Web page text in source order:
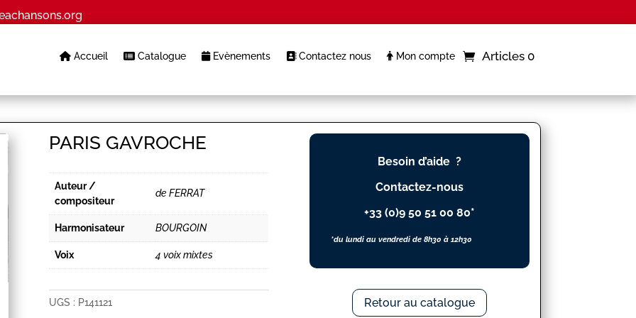
Accueil Catalogue Evènements Contactez nous Mon compte Articles 0
PARIS GAVROCHE
Auteur /
compositeur
de FERRAT
Harmonisateur BOURGOIN
Voix 4 voix mixtes
UGS : P141121
Besoin d’aide ?
Contactez-nous
+33 (0)9 50 51 00 80*
*du lundi au vendredi de 8h30 à 12h30
Retour au catalogue